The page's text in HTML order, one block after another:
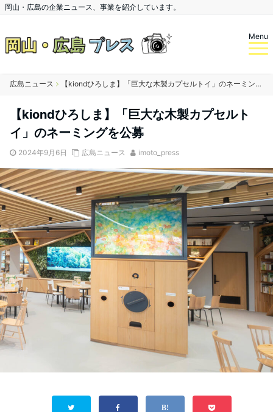
岡山・広島の企業ニュース、事業を紹介しています。
Menu
広島ニュース 【kiondひろしま】「巨大な木製カプセルトイ」のネーミングを公募
【kiondひろしま】「巨大な木製カプセルト
イ」のネーミングを公募
2024年9月6日 広島ニュース imoto_press